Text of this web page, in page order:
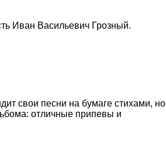
Иван Васильевич Грозный.
свои песни на бумаге стихами, но
отличные припевы и